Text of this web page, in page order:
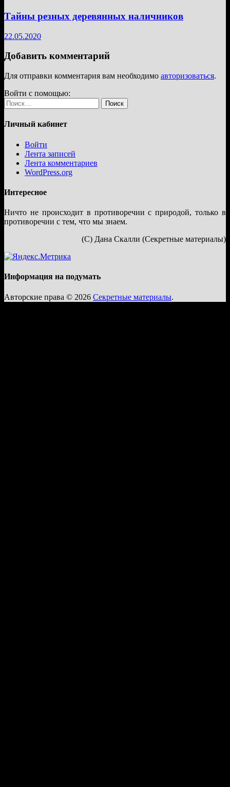
Тайны резных деревянных наличников
22.05.2020
Добавить комментарий
Для отправки комментария вам необходимо авторизоваться.
Войти с помощью:
Найти:
Личный кабинет
Войти
Лента записей
Лента комментариев
WordPress.org
Интересное
Ничто не происходит в противоречии с природой, только в
противоречии с тем, что мы знаем.
(С) Дана Скалли (Секретные материалы)
Информация на подумать
Авторские права © 2026 Секретные материалы.